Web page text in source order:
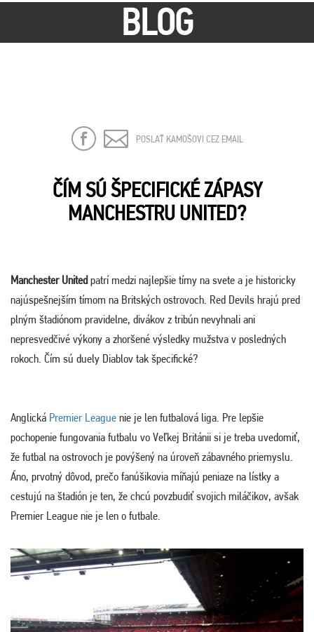
BLOG
POSLAŤ KAMOŠOVI CEZ EMAIL
ČÍM SÚ ŠPECIFICKÉ ZÁPASY
MANCHESTRU UNITED?
Manchester United patrí medzi najlepšie tímy na svete a je historicky
najúspešnejším tímom na Britských ostrovoch. Red Devils hrajú pred
plným štadiónom pravidelne, divákov z tribún nevyhnali ani
nepresvedčivé výkony a zhoršené výsledky mužstva v posledných
rokoch. Čím sú duely Diablov tak špecifické?
Anglická Premier League nie je len futbalová liga. Pre lepšie
pochopenie fungovania futbalu vo Veľkej Británii si je treba uvedomiť,
že futbal na ostrovoch je povýšený na úroveň zábavného priemyslu.
Áno, prvotný dôvod, prečo fanúšikovia míňajú peniaze na lístky a
cestujú na štadión je ten, že chcú povzbudiť svojich miláčikov, avšak
Premier League nie je len o futbale.